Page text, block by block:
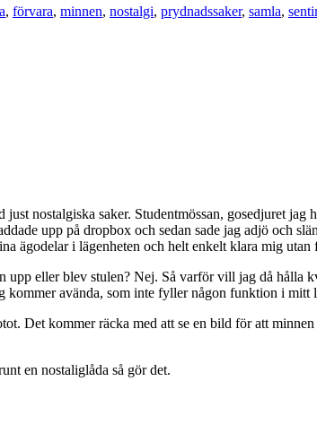
, förvara, minnen, nostalgi, prydnadssaker, samla,
nostalgiska saker. Studentmössan, gosedjuret
upp på dropbox och sedan sade jag adjö och
ägodelar i lägenheten och helt enkelt klara mig
eller blev stulen? Nej. Så varför vill jag då hålla
kommer avända, som inte fyller någon funktion i mitt
Det kommer räcka med att se en bild för att
en nostaliglåda så gör det.